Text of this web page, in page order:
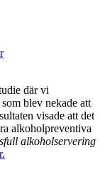
där vi
blev nekade att
visade att det
alkoholpreventiva
alkoholservering